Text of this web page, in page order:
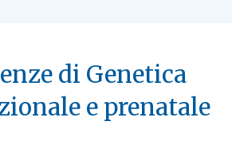
di Genetica
e prenatale